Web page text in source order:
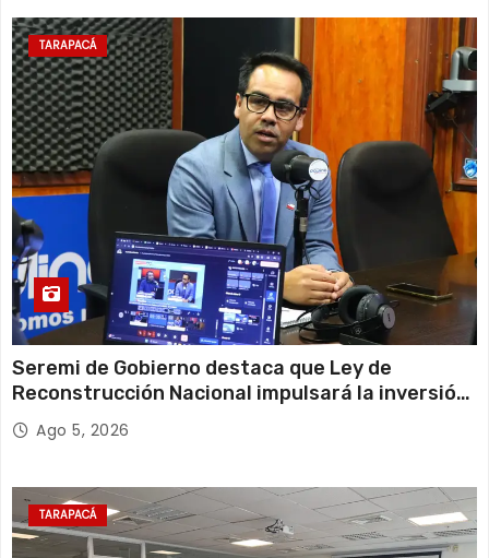
TARAPACÁ
Seremi de Gobierno destaca que Ley de
Reconstrucción Nacional impulsará la inversión
y el empleo en Tarapacá
Ago 5, 2026
TARAPACÁ